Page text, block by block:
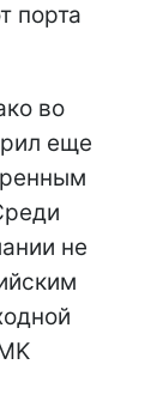
порта
во
еще
не